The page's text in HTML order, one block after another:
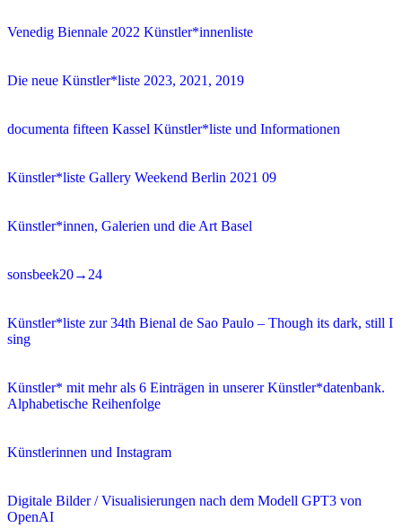
Venedig Biennale 2022 Künstler*innenliste
Die neue Künstler*liste 2023, 2021, 2019
documenta fifteen Kassel Künstler*liste und Informationen
Künstler*liste Gallery Weekend Berlin 2021 09
Künstler*innen, Galerien und die Art Basel
sonsbeek20→24
Künstler*liste zur 34th Bienal de Sao Paulo – Though its dark, still I
sing
Künstler* mit mehr als 6 Einträgen in unserer Künstler*datenbank.
Alphabetische Reihenfolge
Künstlerinnen und Instagram
Digitale Bilder / Visualisierungen nach dem Modell GPT3 von
OpenAI